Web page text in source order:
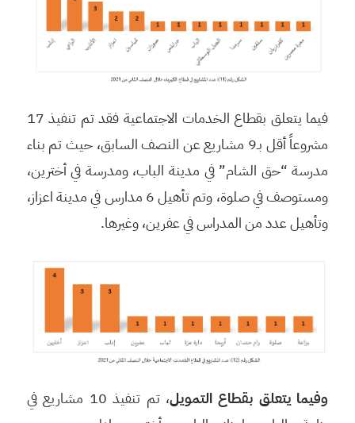
فيما يتعلق بقطاع الخدمات الاجتماعية فقد تم تنفيذ 17
مشروعاً أقل بـ9 مشاريع عن النصف السابق، حيث تم بناء
مدرسة “حق الشام” في مدينة الباب، ومدرسة في أخترين،
ومستوصف في صلوة، وتم تأهيل 6 مدارس في مدينة اعزاز،
وتأهيل عدد من المدراس في عفرين، وغيرها.
وفيما يتعلق بقطاع التمويل
، تم تنفيذ 10 مشاريع في